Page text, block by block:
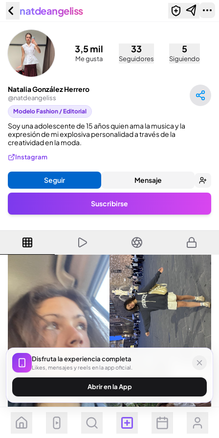
Natalia González Herrero
natdeangeliss
3,5 mil
Me gusta
33
Seguidores
5
Siguiendo
Natalia González Herrero
@natdeangeliss
Modelo Fashion / Editorial
Soy una adolescente de 15 años quien ama la musica y la
expresión de mi explosiva personalidad a través de la
creatividad en la moda.
Instagram
Seguir Mensaje
Suscribirse
Seguir Suscribirse
Disfruta la experiencia completa
Likes, mensajes y reels en la app oficial.
Abrir en la App